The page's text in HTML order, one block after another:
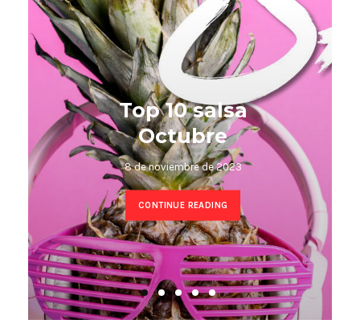
Top 10 Kizomba
octubre
8 de noviembre de 2023
CONTINUE READING